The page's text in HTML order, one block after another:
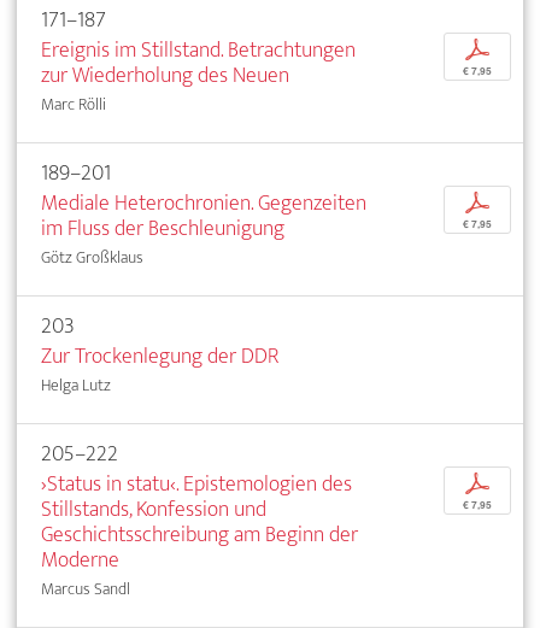
171–187
Ereignis im Stillstand. Betrachtungen
zur Wiederholung des Neuen
Marc Rölli
p
€ 7,95
189–201
Mediale Heterochronien. Gegenzeiten
im Fluss der Beschleunigung
Götz Großklaus
p
€ 7,95
203
Zur Trockenlegung der DDR
Helga Lutz
205–222
›Status in statu‹. Epistemologien des
Stillstands, Konfession und
Geschichtsschreibung am Beginn der
Moderne
Marcus Sandl
p
€ 7,95